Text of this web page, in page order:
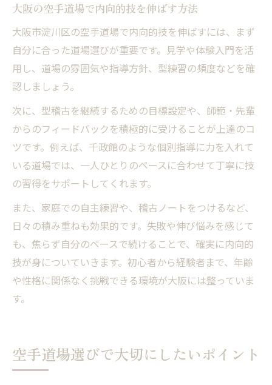
大阪の空手道場で内向的技を伸ばす方法
大阪市淀川区の空手道場で内向的技を伸ばすには、まず
自分に合った道場選びが重要です。見学や体験入門を活
用し、道場の雰囲気や指導方針、型練習の頻度などを確
認しましょう。
次に、型稽古を継続するための目標設定や、師範・先輩
からのフィードバックを積極的に受けることが上達のコ
ツです。例えば、千政館のような個別指導に力を入れて
いる道場では、一人ひとりのペースに合わせて丁寧に技
の習得をサポートしてくれます。
また、家庭での自主練習や、稽古ノートをつけるなど、
日々の積み重ねも効果的です。失敗や伸び悩みを感じて
も、焦らず自分のペースで続けることで、確実に内向的
技が身についていきます。初心者から経験者まで、年齢
や性格に関係なく挑戦できる環境が大阪には整っていま
す。
空手道場選びで大切にしたいポイント